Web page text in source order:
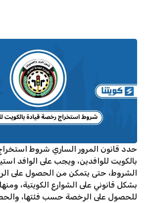
حدد قانون المرور الساري شروط
بالكويت للوافدين، ويجب على الوافد
الشروط، حتى يتمكن من الحصول على
بشكل قانوني على الشوارع الكويتية،
للحصول على الرخصة حسب فئتها،